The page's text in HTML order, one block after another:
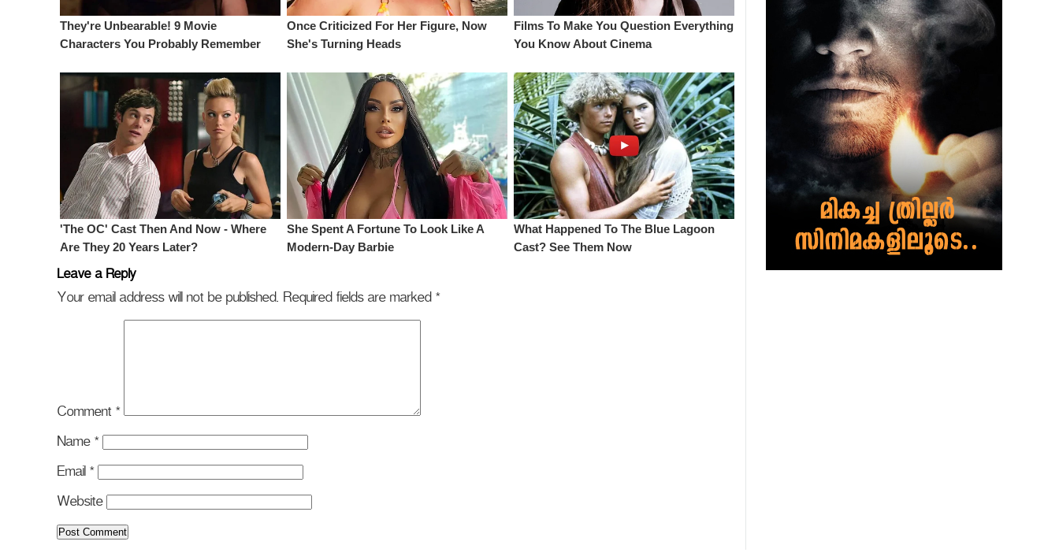
Leave a Reply
Your email address will not be published. Required fields are marked *
Comment *
Name *
Email *
Website